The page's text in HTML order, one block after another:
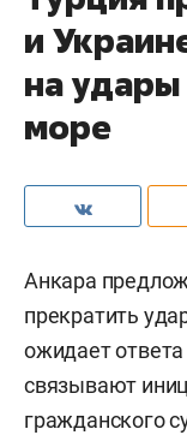
и
на
море
Анкара
прекратить
ожидает ответа
связывают
гражданского